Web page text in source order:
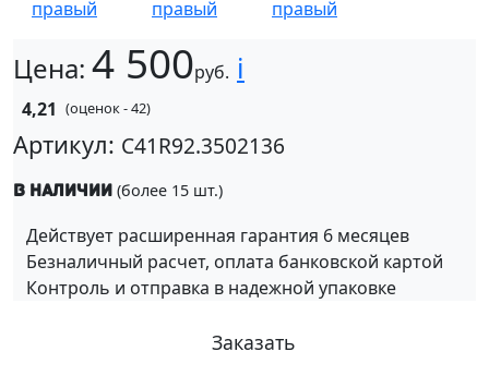
Цена: 4 500руб. i
4,21 (оценок - 42)
Артикул: C41R92.3502136
В наличии (более 15 шт.)
Действует расширенная гарантия 6 месяцев
Безналичный расчет, оплата банковской картой
Контроль и отправка в надежной упаковке
Заказать